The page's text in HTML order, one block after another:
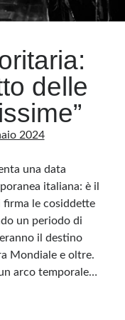
in quanto viene aggiornato
un prodotto editoriale ai
di quanto
comunque cancellati quelli
di terzi, di genere spam,
al rispetto delle norme sulla
tratte da Internet e, pertanto,
violasse eventuali
e saranno
delle
2024
una data
italiana: è il
le cosiddette
un periodo di
il destino
Mondiale e oltre.
arco temporale…